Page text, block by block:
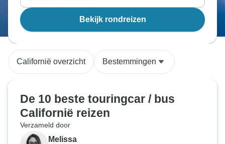
Bekijk rondreizen
Californië overzicht Bestemmingen
De 10 beste touringcar / bus
Californië reizen
Verzameld door
Melissa